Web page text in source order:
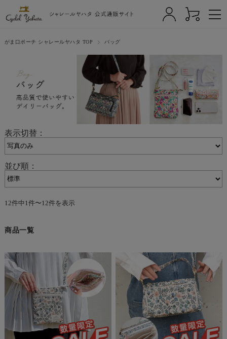
がま口ポーチ シャレールヤハタ TOP バッグ
表示切替：
並び順：
12件中1件〜12件を表示
商品一覧